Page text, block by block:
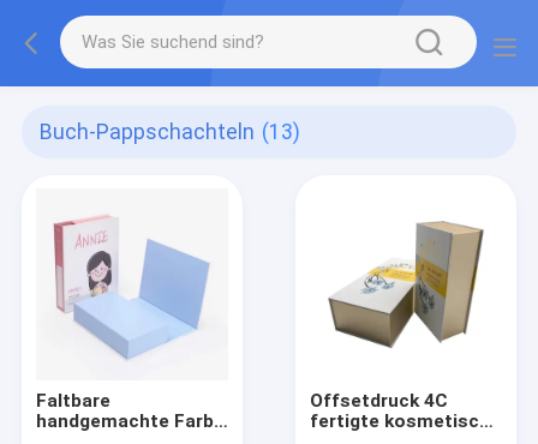
Buch-Pappschachteln (13)
Faltbare
handgemachte Farbe
Offsetdruck 4C
fertigte kosmetische